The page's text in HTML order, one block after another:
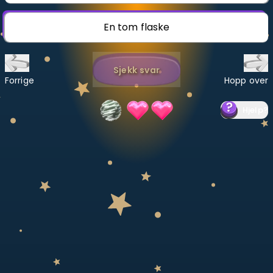
Bestill privatundervisning
Inviter en venn
LÆREPLAN
Velg læreplan
En tom flaske
Forrige
Sjekk svar
Hopp over
?